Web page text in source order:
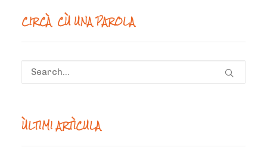
CIRCÀ CÙ UNA PAROLA
ÙLTIMI ARTÌCULA